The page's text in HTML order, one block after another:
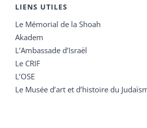
LIENS UTILES
Le Mémorial de la Shoah
Akadem
L’Ambassade d’Israël
Le CRIF
L’OSE
Le Musée d’art et d’histoire du